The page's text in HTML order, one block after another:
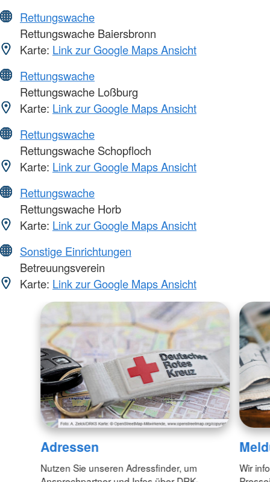
Rettungswache
Rettungswache Baiersbronn
Karte: Link zur Google Maps Ansicht
Rettungswache
Rettungswache Loßburg
Karte: Link zur Google Maps Ansicht
Rettungswache
Rettungswache Schopfloch
Karte: Link zur Google Maps Ansicht
Rettungswache
Rettungswache Horb
Karte: Link zur Google Maps Ansicht
Sonstige Einrichtungen
Betreuungsverein
Karte: Link zur Google Maps Ansicht
Adressen
Nutzen Sie unseren Adressfinder, um
Wir